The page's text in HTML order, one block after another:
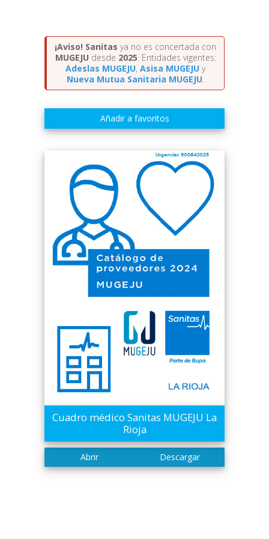
¡Aviso! Sanitas ya no es concertada con
MUGEJU desde 2025. Entidades vigentes:
Adeslas MUGEJU, Asisa MUGEJU y
Nueva Mutua Sanitaria MUGEJU.
Cuadro médico Sanitas MUGEJU La
Rioja